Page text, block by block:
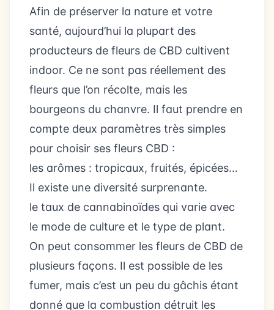
Afin de préserver la nature et votre
santé, aujourd’hui la plupart des
producteurs de fleurs de CBD cultivent
indoor. Ce ne sont pas réellement des
fleurs que l’on récolte, mais les
bourgeons du chanvre. Il faut prendre en
compte deux paramètres très simples
pour choisir ses fleurs CBD :
les arômes : tropicaux, fruités, épicées…
Il existe une diversité surprenante.
le taux de cannabinoïdes qui varie avec
le mode de culture et le type de plant.
On peut consommer les fleurs de CBD de
plusieurs façons. Il est possible de les
fumer, mais c’est un peu du gâchis étant
donné que la combustion détruit les